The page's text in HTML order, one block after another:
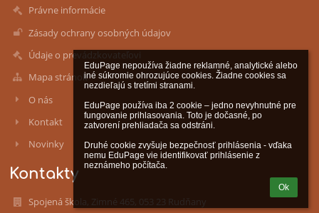
EduPage nepoužíva žiadne reklamné, analytické alebo
iné súkromie ohrozujúce cookies. Žiadne cookies sa
nezdieľajú s tretími stranami.
EduPage používa iba 2 cookie – jedno nevyhnutné pre
fungovanie prihlasovania. Toto je dočasné, po
zatvorení prehliadača sa odstráni.
Druhé cookie zvyšuje bezpečnosť prihlásenia - vďaka
nemu EduPage vie identifikovať prihlásenie z
neznámeho počítača.
Ok
Právne informácie
Zásady ochrany osobných údajov
Údaje o prevádzkovateľovi
Mapa stránok
O nás
Kontakt
Novinky
Kontakty
Spojená škola, Zimné 465, 053 23 Rudňany